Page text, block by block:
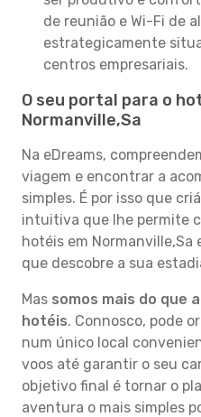
de reunião e Wi-Fi de
estrategicamente
centros empresariais.
O seu portal para o
Normanville,Sa
Na eDreams,
viagem e encontrar a
simples. É por isso que
intuitiva que lhe permite
hotéis em
que descobre a sua
Mas somos mais do que
hotéis. Connosco, pode
num único local
voos até garantir o seu
objetivo final é tornar o
aventura o mais simples